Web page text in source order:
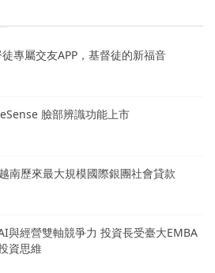
專屬交友APP，基督徒的新福音
臉部辨識功能上市
南歷來最大規模國際銀團社會貸款
與經營雙軸競爭力 投資長受臺大EMBA
資思維